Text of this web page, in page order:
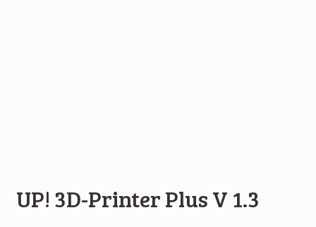
UP! 3D-Printer Plus V 1.3